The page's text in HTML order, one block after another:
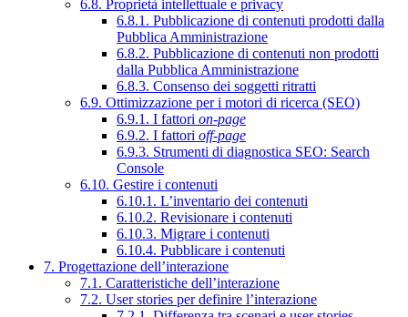
6.8. Proprietà intellettuale e privacy
6.8.1. Pubblicazione di contenuti prodotti dalla
Pubblica Amministrazione
6.8.2. Pubblicazione di contenuti non prodotti
dalla Pubblica Amministrazione
6.8.3. Consenso dei soggetti ritratti
6.9. Ottimizzazione per i motori di ricerca (SEO)
6.9.1. I fattori on-page
6.9.2. I fattori off-page
6.9.3. Strumenti di diagnostica SEO: Search
Console
6.10. Gestire i contenuti
6.10.1. L’inventario dei contenuti
6.10.2. Revisionare i contenuti
6.10.3. Migrare i contenuti
6.10.4. Pubblicare i contenuti
7. Progettazione dell’interazione
7.1. Caratteristiche dell’interazione
7.2. User stories per definire l’interazione